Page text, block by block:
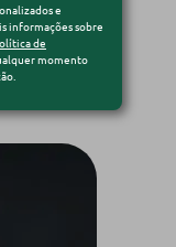
e
informações sobre
de
momento